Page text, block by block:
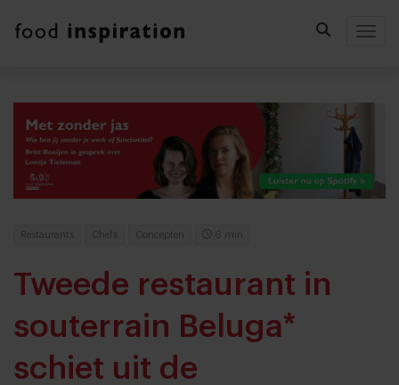
Restaurants Chefs Concepten 6 min
Tweede restaurant in
souterrain Beluga*
schiet uit de